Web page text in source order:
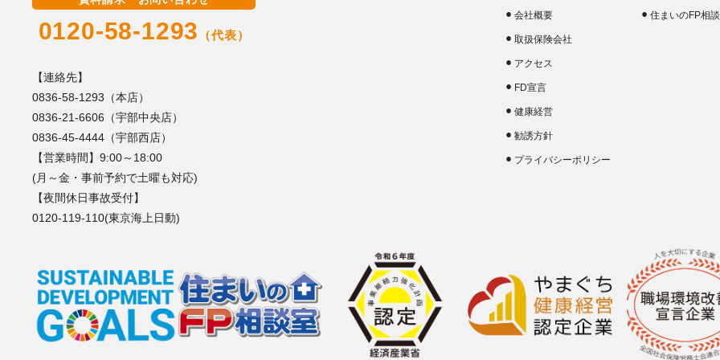
0120-58-1293 （代表）
【連絡先】
0836-58-1293（本店）
0836-21-6606（宇部中央店）
0836-45-4444（宇部西店）
【営業時間】9:00～18:00
(月～金・事前予約で土曜も対応)
【夜間休日事故受付】
0120-119-110(東京海上日動)
会社概要
取扱保険会社
アクセス
FD宣言
健康経営
勧誘方針
プライバシーポリシー
住まいのFP相